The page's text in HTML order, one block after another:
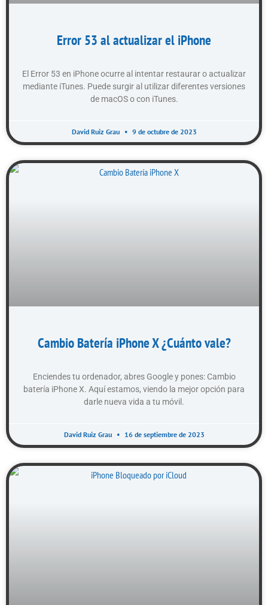
Error 53 al actualizar el iPhone
El Error 53 en iPhone ocurre al intentar restaurar o actualizar
mediante iTunes. Puede surgir al utilizar diferentes versiones
de macOS o con iTunes.
David Ruiz Grau 9 de octubre de 2023
Cambio Batería iPhone X ¿Cuánto vale?
Enciendes tu ordenador, abres Google y pones: Cambio
batería iPhone X. Aquí estamos, viendo la mejor opción para
darle nueva vida a tu móvil.
David Ruiz Grau 16 de septiembre de 2023